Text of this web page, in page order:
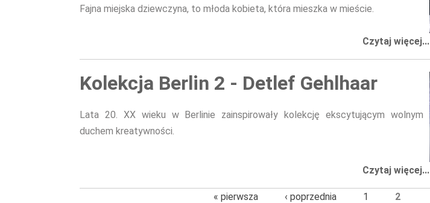
Fajna miejska dziewczyna, to młoda kobieta, która mieszka w mieście.
Czytaj więcej...
Kolekcja Berlin 2 - Detlef Gehlhaar
Lata 20. XX wieku w Berlinie zainspirowały kolekcję ekscytującym wolnym
duchem kreatywności.
Czytaj więcej...
« pierwsza ‹ poprzednia 1 2